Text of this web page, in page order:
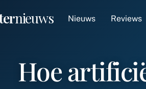
Nieuws Reviews
Hoe